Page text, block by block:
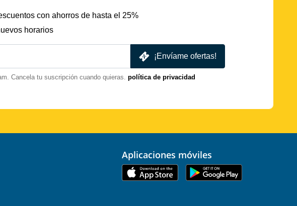
con ahorros de hasta el 25%
horarios
¡Envíame ofertas!
Cancela tu suscripción cuando quieras. política de privacidad
Aplicaciones móviles